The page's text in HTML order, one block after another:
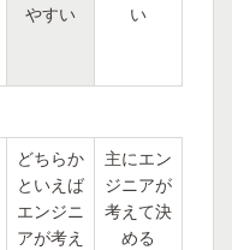
やすい
い
どちらか
といえば
エンジニ
アが考え
主にエン
ジニアが
考えて決
める